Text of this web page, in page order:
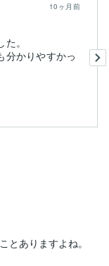
10ヶ月前
。
分かりやすかっ
とありますよね。